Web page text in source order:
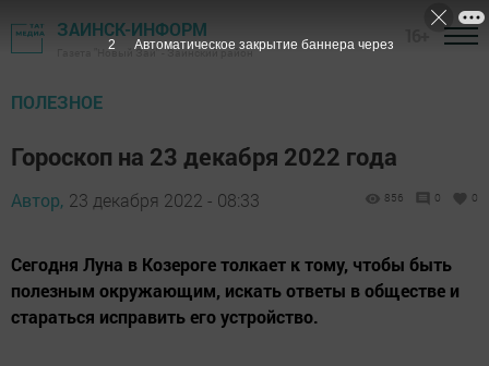
ЗАИНСК-ИНФОРМ
Газета "Новый Зай" - Заинский район
ПОЛЕЗНОЕ
Гороскоп на 23 декабря 2022 года
Автор, 23 декабря 2022 - 08:33 856 0 0
Сегодня Луна в Козероге толкает к тому, чтобы быть
полезным окружающим, искать ответы в обществе и
стараться исправить его устройство.
1 Автоматическое закрытие баннера через